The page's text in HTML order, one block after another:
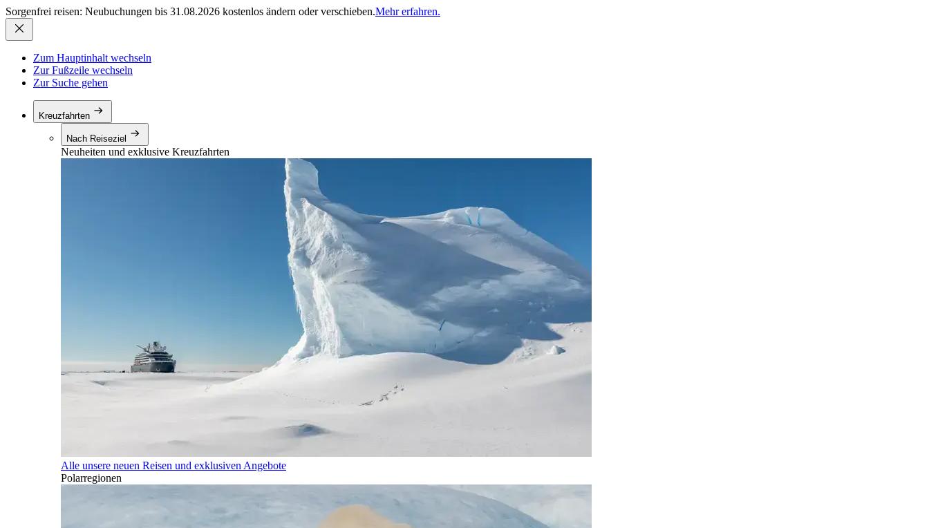
Sorgenfrei reisen: Neubuchungen bis 31.08.2026 kostenlos ändern oder verschieben.Mehr erfahren.
Zum Hauptinhalt wechseln
Zur Fußzeile wechseln
Zur Suche gehen
Kreuzfahrten
Nach Reiseziel
Neuheiten und exklusive Kreuzfahrten
Alle unsere neuen Reisen und exklusiven Angebote
Polarregionen